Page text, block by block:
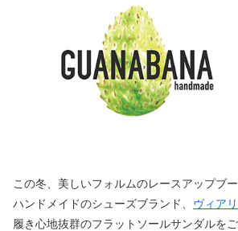
この冬、美しいフォルムのレースアップブ
ハンドメイドのシューズブランド、 ヴィア
履き心地抜群のフラットソールサンダルを